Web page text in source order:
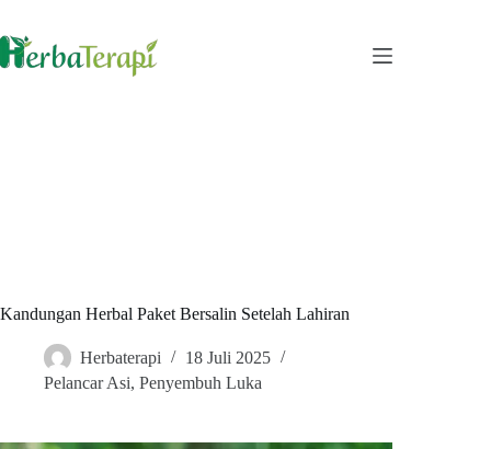
content
Kandungan Herbal Paket Bersalin Setelah Lahiran
Herbaterapi
18 Juli 2025
Pelancar Asi, Penyembuh Luka